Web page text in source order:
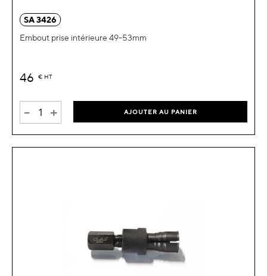
SA 3426
Embout prise intérieure 49-53mm
46 € HT
- + AJOUTER AU PANIER